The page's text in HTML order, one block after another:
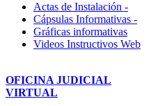
Actas de Instalación -
Cápsulas Informativas -
Gráficas informativas
Videos Instructivos Web
OFICINA JUDICIAL
VIRTUAL